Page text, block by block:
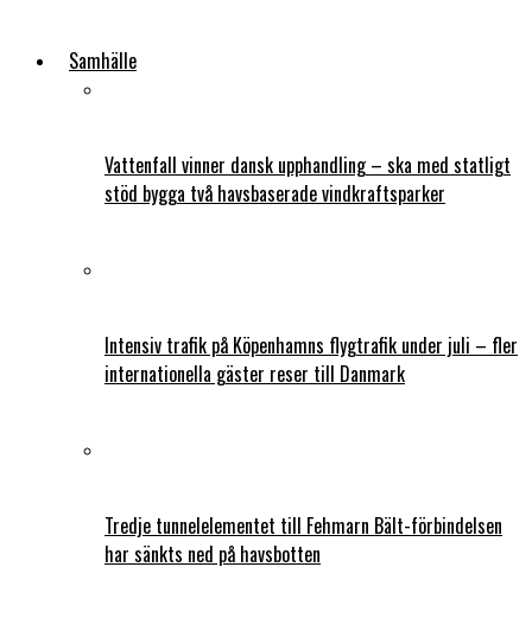
Samhälle
Vattenfall vinner dansk upphandling – ska med statligt
stöd bygga två havsbaserade vindkraftsparker
Intensiv trafik på Köpenhamns flygtrafik under juli – fler
internationella gäster reser till Danmark
Tredje tunnelelementet till Fehmarn Bält-förbindelsen
har sänkts ned på havsbotten